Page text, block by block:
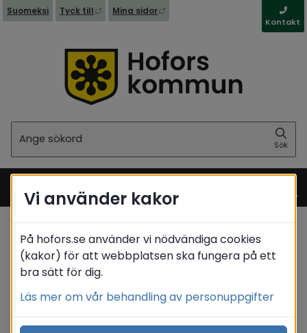
Suomeksi Tyck till Länk till annan webbplats, öppnas i nytt
Mina sidor Länk till annan webbplats,
Kontakt
Sök
Meny
Startsida Kommun & politik
Valen 2026
/ Rösträkning och valresultat
Vi använder kakor
På hofors.se använder vi nödvändiga cookies
(kakor) för att webbplatsen ska fungera på ett
bra sätt för dig.
Läs mer om vår behandling av personuppgifter